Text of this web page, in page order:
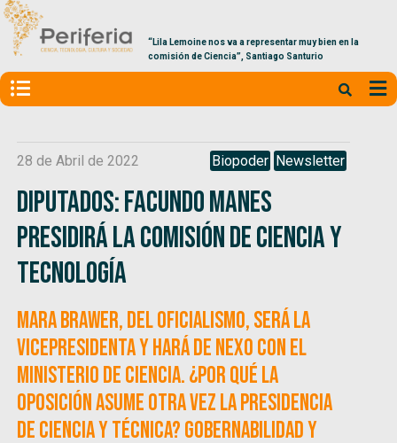
“Lila Lemoine nos va a representar muy bien en la
comisión de Ciencia”, Santiago Santurio
28 de Abril de 2022 Biopoder Newsletter
Diputados: Facundo Manes
presidirá la Comisión de Ciencia y
Tecnología
Mara Brawer, del oficialismo, será la
vicepresidenta y hará de nexo con el
Ministerio de Ciencia. ¿Por qué la
oposición asume otra vez la presidencia
de ciencia y técnica? Gobernabilidad y